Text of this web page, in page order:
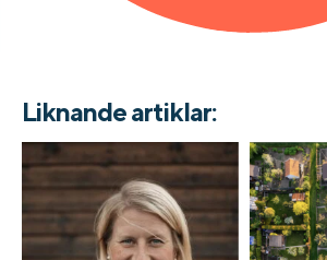
Liknande artiklar: